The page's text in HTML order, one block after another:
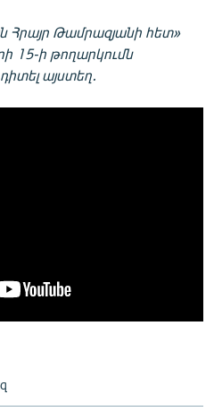
Հրայր Թամրազյանի հետ»
15-ի թողարկումն
այստեղ․